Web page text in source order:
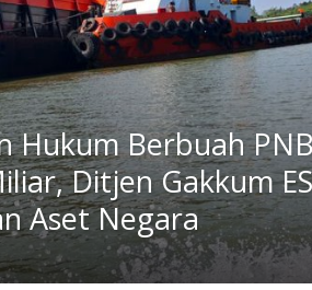
Hukum Berbuah
Ditjen Gakkum
Aset Negara